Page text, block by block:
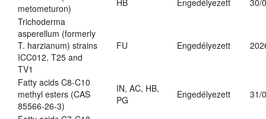
metometuron)
HB Engedélyezett
30/
Trichoderma
asperellum (formerly
T. harzianum) strains
ICC012, T25 and
TV1
FU Engedélyezett
Fatty acids C8-C10
methyl esters (CAS
85566-26-3)
IN, AC, HB,
PG
Engedélyezett 31/